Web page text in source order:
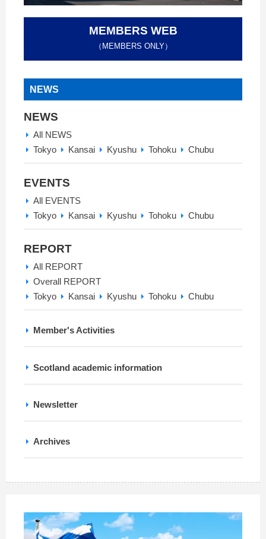
MEMBERS WEB
（MEMBERS ONLY）
NEWS
NEWS
All NEWS
Tokyo
Kansai Kyushu Tohoku Chubu
EVENTS
All EVENTS
Tokyo
Kansai Kyushu Tohoku Chubu
REPORT
All REPORT
Overall REPORT
Tokyo
Kansai Kyushu Tohoku Chubu
Member's Activities
Scotland academic information
Newsletter
Archives